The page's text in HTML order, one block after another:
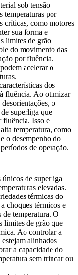
sob tensão
temperaturas por
críticas, como motores
sua forma e
limites de grão
do movimento das
por fluência.
acelerar o
dos
fluência. Ao otimizar
o
de superliga que
fluência. Isso é
temperatura, como
o desempenho do
de operação.
únicos de superliga
elevadas.
térmicas do
choques térmicos e
de temperatura. O
limites de grão que
Ao controlar a
alinhados
a capacidade do
sem trincar ou